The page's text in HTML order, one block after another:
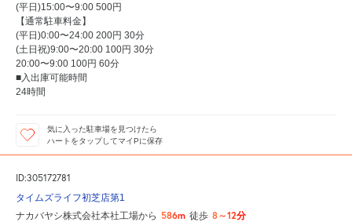
(平日)15:00〜9:00 500円
【通常駐車料金】
(平日)0:00〜24:00 200円 30分
(土日祝)9:00〜20:00 100円 30分
20:00〜9:00 100円 60分
■入出庫可能時間
24時間
気に入った駐車場を見つけたら
ハートをタップしてマイPに保存
ID:305172781
タイムズライフ初芝店第1
ナカバヤシ株式会社本社工場から 586m 徒歩 8～12分